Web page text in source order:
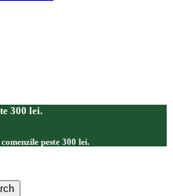
300 lei.
peste 300 lei.